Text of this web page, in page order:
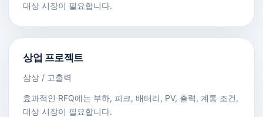
대상 시장이 필요합니다.
상업 프로젝트
삼상 / 고출력
효과적인 RFQ에는 부하, 피크, 배터리, PV, 출력, 계통 조건,
대상 시장이 필요합니다.